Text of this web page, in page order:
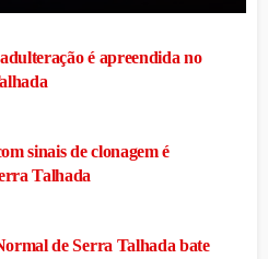
é apreendida no
sinais de clonagem é
Talhada
de Serra Talhada bate